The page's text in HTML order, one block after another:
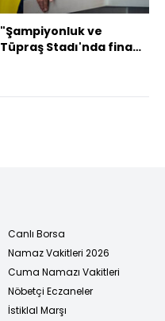
"Şampiyonluk ve
Tüpraş Stadı'nda final
Canlı Borsa
Namaz Vakitleri 2026
Cuma Namazı Vakitleri
Nöbetçi Eczaneler
İstiklal Marşı